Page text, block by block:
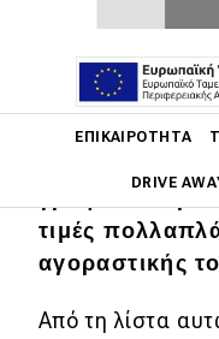
ΕΠΙΚΑΙΡΌΤΗΤΑ
DRIVE
Main navigation
Επικαιρότητα
Νέα μοντέλα
Είναι γνωστό
περίοδο στην
αξίες των
τιμές
αγοραστικής
Από τη λίστα